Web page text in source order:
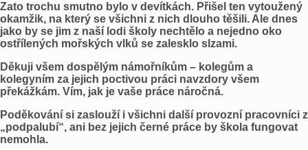
Zato trochu smutno bylo v devítkách. Přišel ten vytoužený
okamžik, na který se všichni z nich dlouho těšili. Ale dnes
jako by se jim z naší lodi školy nechtělo a nejedno oko
ostřílených mořských vlků se zalesklo slzami.
Děkuji všem dospělým námořníkům – kolegům a
kolegyním za jejich poctivou práci navzdory všem
překážkám. Vím, jak je vaše práce náročná.
Poděkování si zaslouží i všichni další provozní pracovníci z
„podpalubí“, ani bez jejich černé práce by škola fungovat
nemohla.